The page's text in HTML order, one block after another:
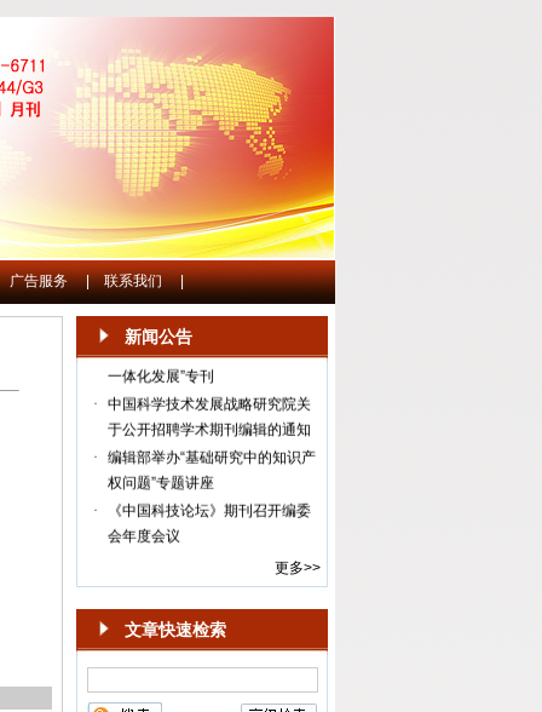
广告服务 | 联系我们 |
新闻公告
《中国科技论坛》“教育科技人才
一体化发展”专刊
中国科学技术发展战略研究院关
于公开招聘学术期刊编辑的通知
编辑部举办“基础研究中的知识产
权问题”专题讲座
《中国科技论坛》期刊召开编委
会年度会议
《中国科技论坛》“智能体的风险
题讲座
· 新一届《中国科技论坛》期刊顾
问委员会年度会议召开
· 2024-2025年度《中国科技论
更多>>
文章快速检索